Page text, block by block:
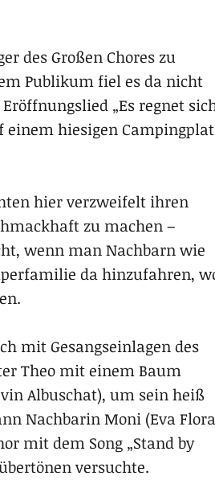
des Großen Chores zu
Publikum fiel es da nicht
„Es regnet
einem hiesigen
hier verzweifelt ihren
zu machen –
wenn man Nachbarn wie
da hinzufahren,
mit Gesangseinlagen des
Theo mit einem Baum
Albuschat), um sein heiß
Nachbarin Moni (Eva Flora
mit dem Song „Stand by
versuchte.